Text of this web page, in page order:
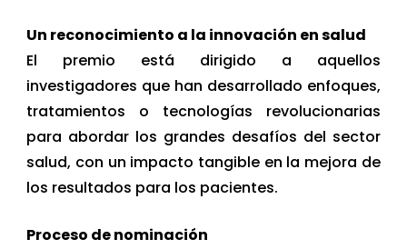
Un reconocimiento a la innovación en salud
El premio está dirigido a aquellos
investigadores que han desarrollado enfoques,
tratamientos o tecnologías revolucionarias
para abordar los grandes desafíos del sector
salud, con un impacto tangible en la mejora de
los resultados para los pacientes.
Proceso de nominación